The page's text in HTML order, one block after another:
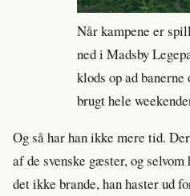
Når kampene er
ned i Madsby
klods op ad
brugt hele
Og så har han ikke mere tid.
af de svenske gæster, og
det ikke brande, han haster ud